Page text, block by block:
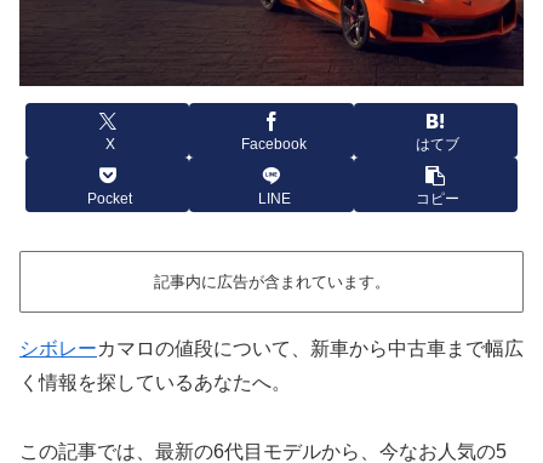
X Facebook はてブ
Pocket LINE コピー
記事内に広告が含まれています。
シボレーカマロの値段について、新車から中古車まで幅広
く情報を探しているあなたへ。
この記事では、最新の6代目モデルから、今なお人気の5